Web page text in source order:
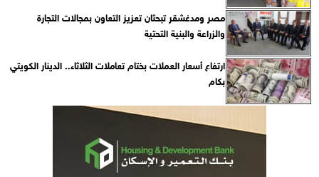
مصر ومدغشقر تبحثان تعزيز التعاون بمجالات التجارة
والزراعة والبنية التحتية
ارتفاع أسعار العملات بختام تعاملات الثلاثاء.. الدينار الكويتي
بكام